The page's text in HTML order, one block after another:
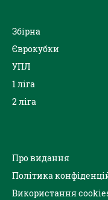
Збірна
Єврокубки
УПЛ
1 ліга
2 ліга
Про видання
Політика
Використання